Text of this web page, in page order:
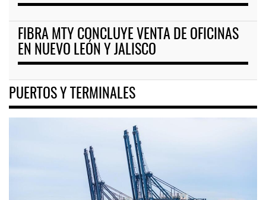
FIBRA MTY CONCLUYE VENTA DE OFICINAS
EN NUEVO LEÓN Y JALISCO
PUERTOS Y TERMINALES